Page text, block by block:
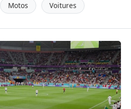
Motos Voitures